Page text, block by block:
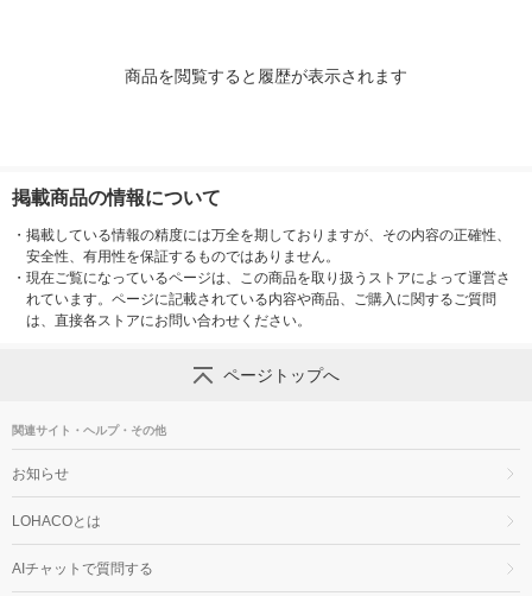
商品を閲覧すると履歴が表示されます
掲載商品の情報について
・ 掲載している情報の精度には万全を期しておりますが、その内容の正確性、
安全性、有用性を保証するものではありません。
・ 現在ご覧になっているページは、この商品を取り扱うストアによって運営さ
れています。ページに記載されている内容や商品、ご購入に関するご質問
は、直接各ストアにお問い合わせください。
ページトップへ
関連サイト・ヘルプ・その他
お知らせ
LOHACOとは
AIチャットで質問する